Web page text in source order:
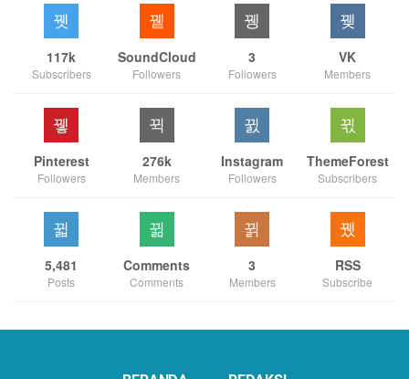
117k
Subscribers
SoundCloud
Followers
3
Followers
VK
Members
Pinterest
Followers
276k
Members
Instagram
Followers
ThemeForest
Subscribers
5,481
Posts
Comments
Comments
3
Members
RSS
Subscribe